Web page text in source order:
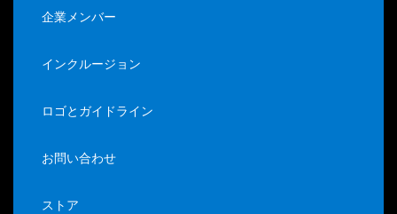
企業メンバー
インクルージョン
ロゴとガイドライン
お問い合わせ
ストア